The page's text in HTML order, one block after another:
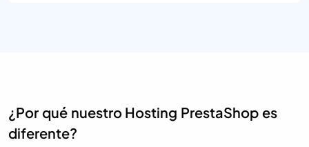
¿Por qué nuestro Hosting PrestaShop es
diferente?